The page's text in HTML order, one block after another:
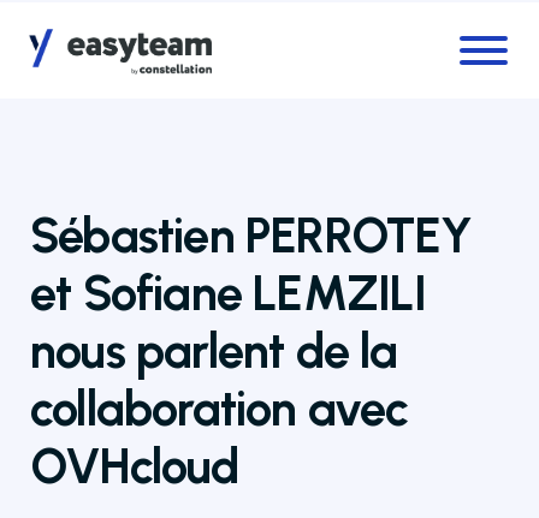
Sébastien PERROTEY
et Sofiane LEMZILI
nous parlent de la
collaboration avec
OVHcloud